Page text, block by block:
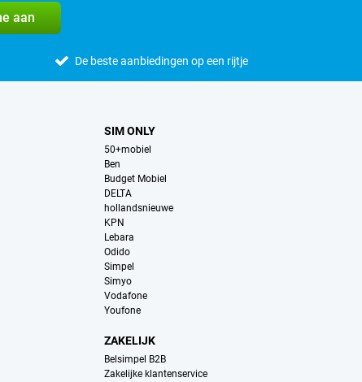
aan
De beste aanbiedingen op een rijtje
SIM ONLY
50+mobiel
Ben
Budget Mobiel
DELTA
hollandsnieuwe
KPN
Lebara
Odido
Simpel
Simyo
Vodafone
Youfone
ZAKELIJK
Belsimpel B2B
Zakelijke klantenservice